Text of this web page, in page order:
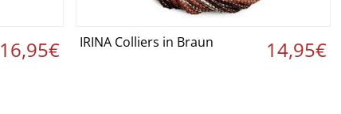
16,95€ Details ansehen ›
IRINA Colliers in Braun 14,95€